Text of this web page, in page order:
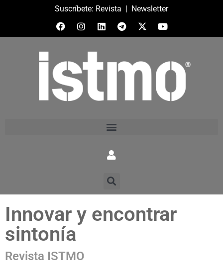
Suscríbete: Revista | Newsletter
Innovar y encontrar
sintonía
Revista ISTMO